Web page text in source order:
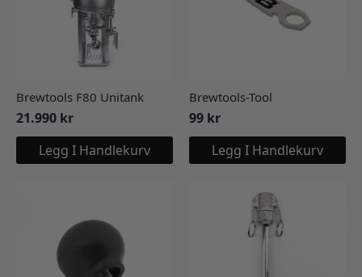
Brewtools F80 Unitank
21.990 kr
Legg I Handlekurv
Brewtools-Tool
99 kr
Legg I Handlekurv